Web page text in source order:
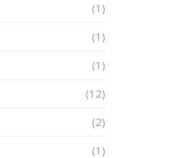
(1)
(1)
(1)
(12)
(2)
(1)